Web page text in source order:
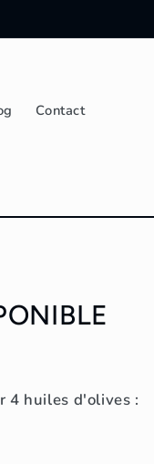
Contact
4 huiles d'olives :